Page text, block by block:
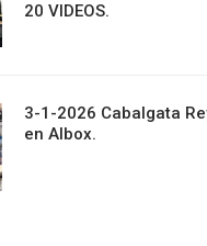
20 VIDEOS.
3-1-2026 Cabalgata
en Albox.